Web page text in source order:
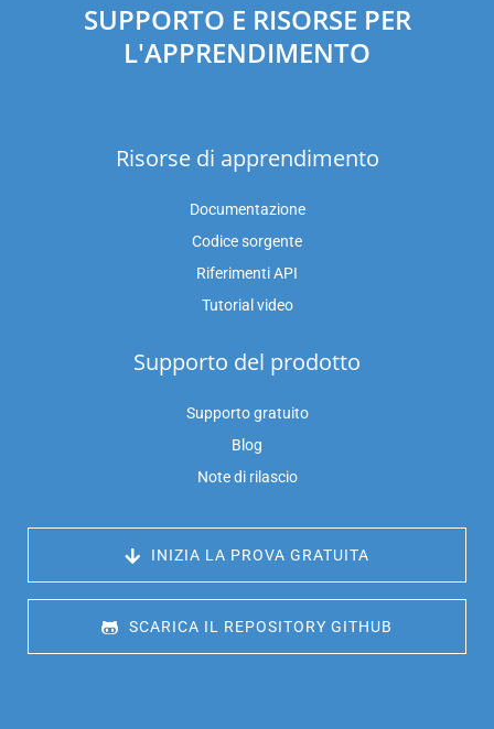
SUPPORTO E RISORSE PER
L'APPRENDIMENTO
Risorse di apprendimento
Documentazione
Codice sorgente
Riferimenti API
Tutorial video
Supporto del prodotto
Supporto gratuito
Blog
Note di rilascio
INIZIA LA PROVA GRATUITA
SCARICA IL REPOSITORY GITHUB